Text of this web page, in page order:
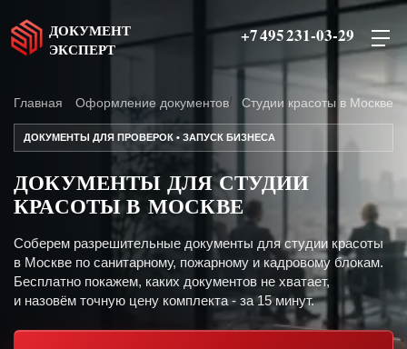
ДОКУМЕНТ
ЭКСПЕРТ
+7 495 231-03-29
Главная Оформление документов Студии красоты в Москве
ДОКУМЕНТЫ ДЛЯ ПРОВЕРОК • ЗАПУСК БИЗНЕСА
ДОКУМЕНТЫ ДЛЯ СТУДИИ
КРАСОТЫ В МОСКВЕ
Соберем разрешительные документы для студии красоты
в Москве по санитарному, пожарному и кадровому блокам.
Бесплатно покажем, каких документов не хватает,
и назовём точную цену комплекта - за 15 минут.